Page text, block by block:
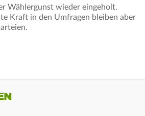
Wählergunst wieder eingeholt.
Kraft in den Umfragen bleiben aber